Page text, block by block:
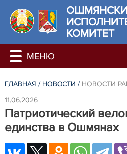
КОМИТЕТ
ГЛАВНАЯ / НОВОСТИ / НОВОСТИ
11.06.2026
Патриотический
единства в Ошмянах